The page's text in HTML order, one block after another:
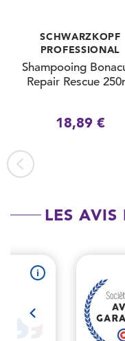
SCHWARZKOPF
PROFESSIONAL
Shampooing
Repair Rescue
18,89 €
LES AVIS